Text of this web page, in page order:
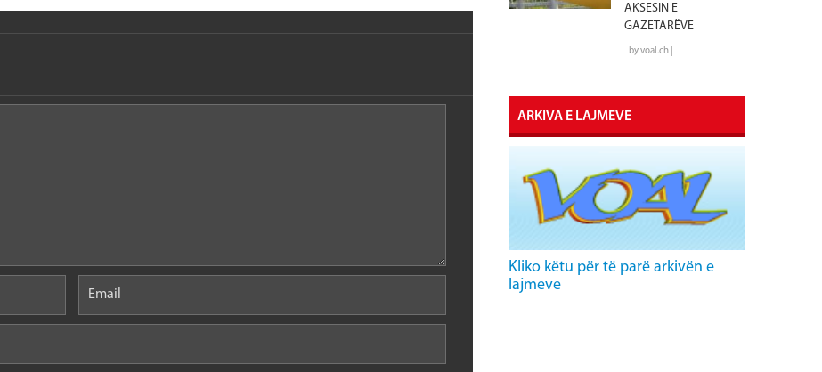
AKSESIN E
GAZETARËVE
by voal.ch |
ARKIVA E LAJMEVE
Kliko këtu për të parë arkivën e
lajmeve